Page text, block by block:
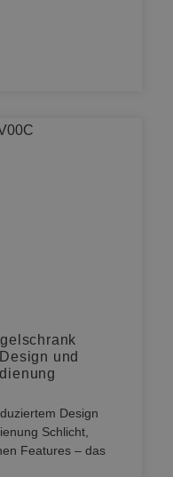
und
Design
Schlicht,
Features – das